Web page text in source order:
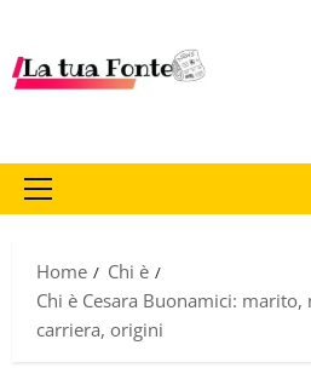
Home
Chi è
Chi è Cesara Buonamici:
carriera, origini